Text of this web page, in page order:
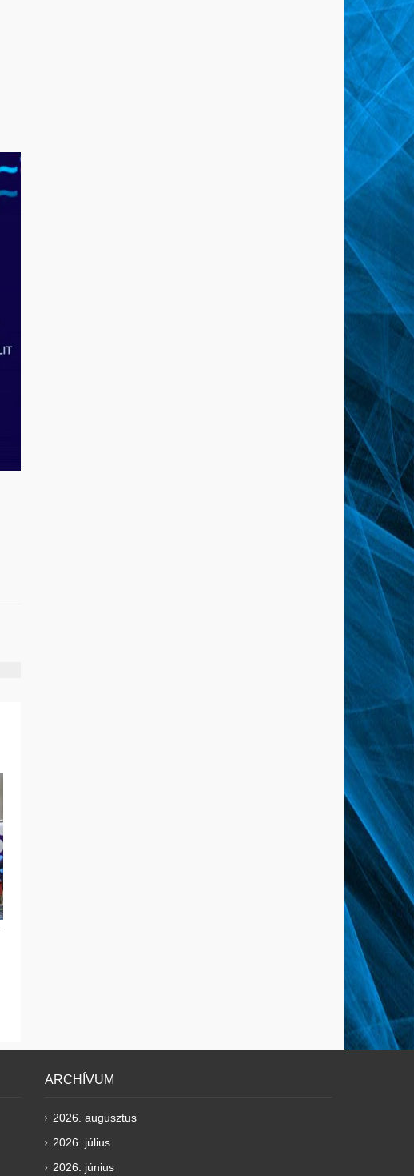
ARCHÍVUM
2026. augusztus
2026. július
2026. június